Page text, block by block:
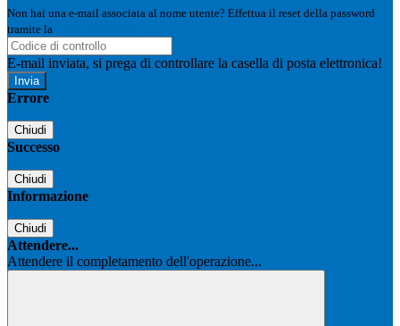
Non hai una e-mail associata al nome utente? Effettua il reset della password
tramite la
E-mail inviata, si prega di controllare la casella di posta elettronica!
Errore
Chiudi
Successo
Chiudi
Informazione
Chiudi
Attendere...
Attendere il completamento dell'operazione...